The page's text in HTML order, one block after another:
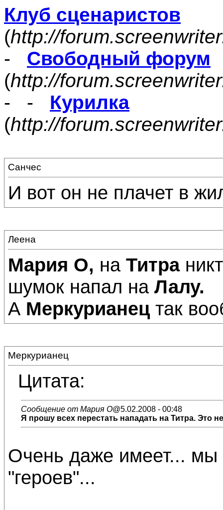
Клуб сценаристов
(http://
- Свободный форум
(http://
- - Курилка
(http://
Санчес
И вот он не плачет в
Леена
Мария О, на Титра
шумок напал на Лалу.
А Меркурианец так
Меркурианец
Цитата:
Сообщение от Мария О@5.02.2008 - 00:48
Я прошу всех перестать нападать на Титра. Это
Очень даже имеет...
"героев"...